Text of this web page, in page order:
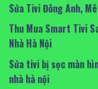
Sửa Tivi Đông Anh,
Thu Mua Smart Tivi
Nhà Hà Nội
Sửa tivi bị sọc màn
nhà hà nội